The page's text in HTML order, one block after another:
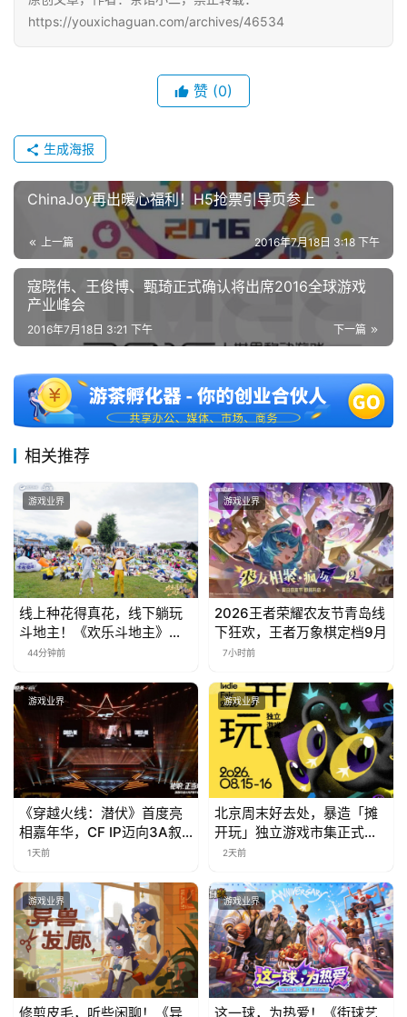
https://youxichaguan.com/archives/46534
赞 (0)
生成海报
ChinaJoy再出暖心福利！H5抢票引导页参上
上一篇 2016年7月18日 3:18 下午
寇晓伟、王俊博、甄琦正式确认将出席2016全球游戏
产业峰会
下一篇
2016年7月18日 3:21 下午
相关推荐
游戏业界
线上种花得真花，线下躺玩
斗地主！《欢乐斗地主》欢
乐中国行·云南站精彩盘点
44分钟前
游戏业界
2026王者荣耀农友节青岛线
下狂欢，王者万象棋定档9月
7小时前
游戏业界
《穿越火线：潜伏》首度亮
相嘉年华，CF IP迈向3A叙
事新高度
1天前
游戏业界
北京周末好去处，暴造「摊
开玩」独立游戏市集正式开
票！
2天前
游戏业界
修剪皮毛，听些闲聊！《异
游戏业界
这一球，为热爱！《街球艺